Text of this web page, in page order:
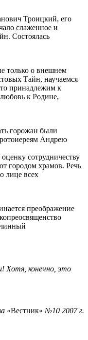
Троицкий, его
слаженное и
Состоялась
только о внешнем
Тайн, научаемся
принадлежим к
к Родине,
горожан были
Андрею
сотрудничеству
городом храмов. Речь
лице всех
преображение
Хотя, конечно, это
«Вестник» №10 2007 г.